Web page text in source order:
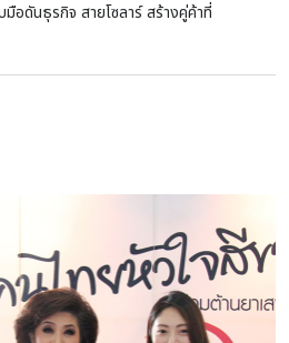
อดันธุรกิจ สายโซลาร์ สร้างคู่ค้าที่